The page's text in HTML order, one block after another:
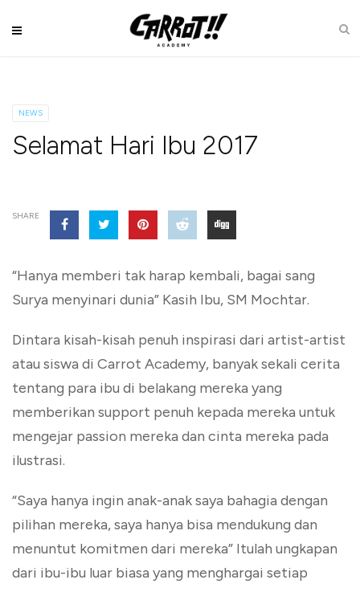
NEWS
Selamat Hari Ibu 2017
SHARE
“Hanya memberi tak harap kembali, bagai sang
Surya menyinari dunia” Kasih Ibu, SM Mochtar.
Dintara kisah-kisah penuh inspirasi dari artist-artist
atau siswa di Carrot Academy, banyak sekali cerita
tentang para ibu di belakang mereka yang
memberikan support penuh kepada mereka untuk
mengejar passion mereka dan cinta mereka pada
ilustrasi.
“Saya hanya ingin anak-anak saya bahagia dengan
pilihan mereka, saya hanya bisa mendukung dan
menuntut komitmen dari mereka” Itulah ungkapan
dari ibu-ibu luar biasa yang menghargai setiap